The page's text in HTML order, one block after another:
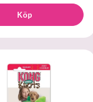
Köp